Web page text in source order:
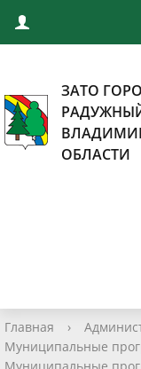
ЗАТО
ОБЛАСТИ
Главная ›
Муниципальные